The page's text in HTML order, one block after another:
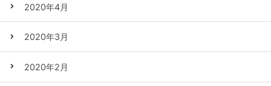
2020年4月
2020年3月
2020年2月